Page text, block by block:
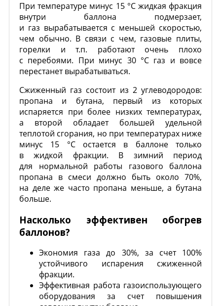
При температуре минус 15 °C жидкая фракция
внутри баллона подмерзает,
и газ вырабатывается с меньшей скоростью,
чем обычно. В связи с чем, газовые плиты,
горелки и т.п. работают очень плохо
с перебоями. При минус 30 °C газ и вовсе
перестанет вырабатываться.
Сжиженный газ состоит из 2 углеводородов:
пропана и бутана, первый из которых
испаряется при более низких температурах,
а второй обладает большей удельной
теплотой сгорания, но при температурах ниже
минус 15 °C остается в баллоне только
в жидкой фракции. В зимний период
для нормальной работы газового баллона
пропана в смеси должно быть около 70%,
на деле же часто пропана меньше, а бутана
больше.
Насколько эффективен обогрев
баллонов?
Экономия газа до 30%, за счет 100%
устойчивого испарения сжиженной
фракции.
Эффективная работа газоиспользующего
оборудования за счет повышения